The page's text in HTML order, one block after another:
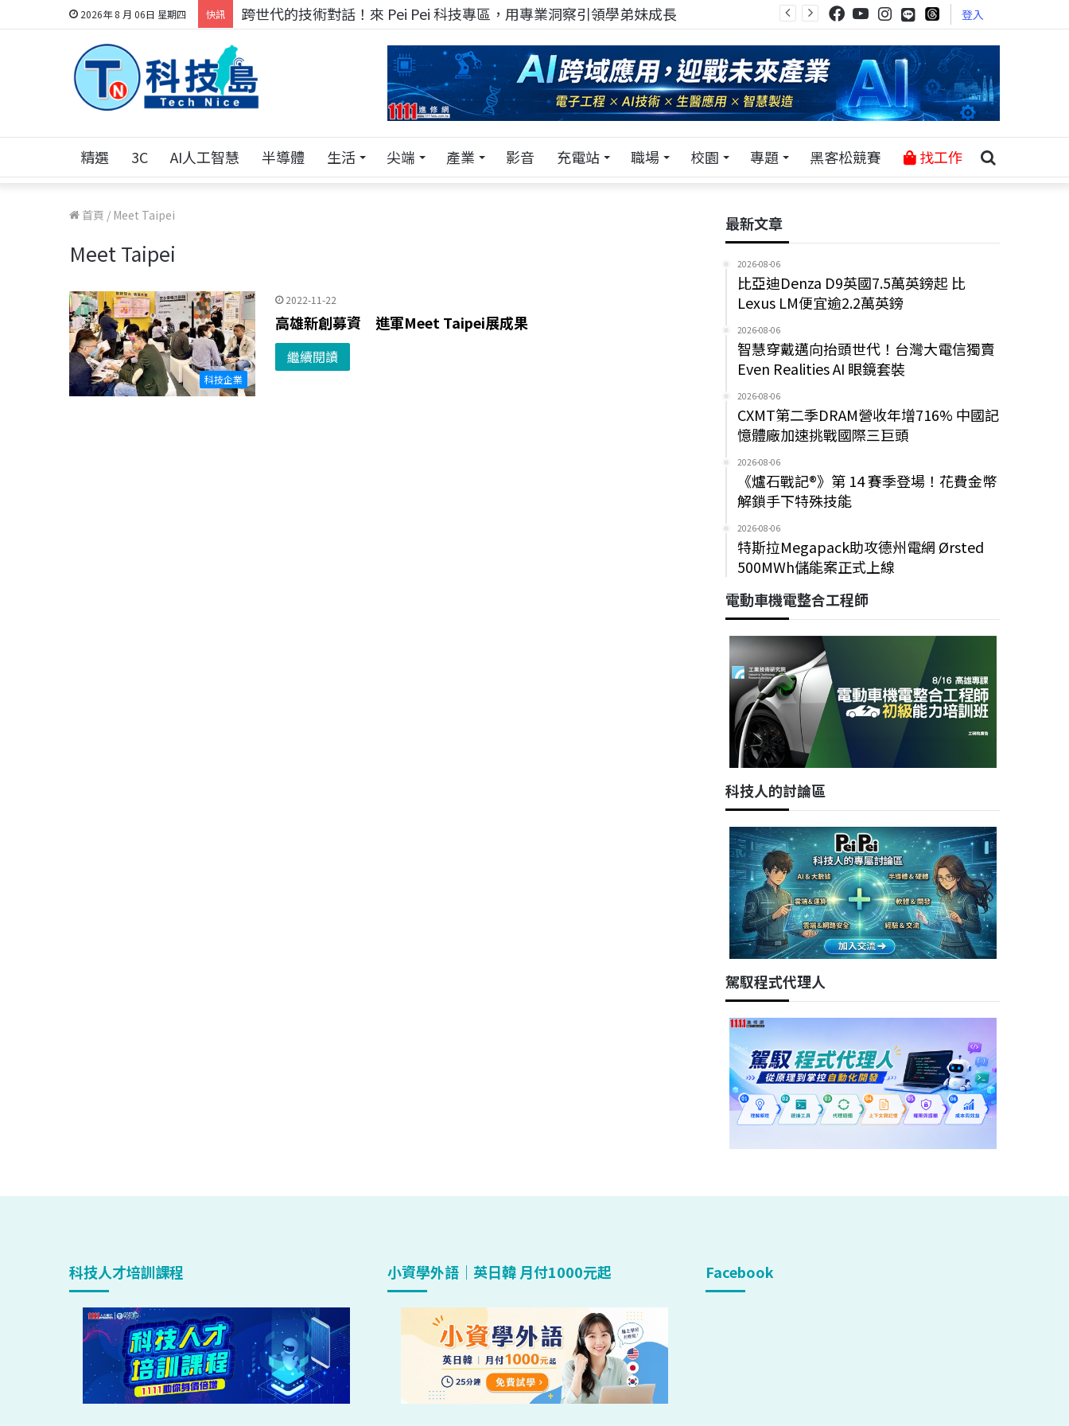
2026年 8 月 06日 星期四 快訊 科技人的經驗傳承地！在 Pei Pei 科技專區，與學弟妹交流最硬核的技術 登入
精選 3C AI人工智慧 半導體 生活 尖端 產業 影音 充電站 職場 校園 專題 黑客松競賽 找工作
首頁 / Meet Taipei
Meet Taipei
科技企業
2022-11-22
高雄新創募資 進軍Meet Taipei展成果
繼續閱讀
最新文章
2026-08-06
比亞迪Denza D9英國7.5萬英鎊起 比
Lexus LM便宜逾2.2萬英鎊
2026-08-06
智慧穿戴邁向抬頭世代！台灣大電信獨賣
Even Realities AI 眼鏡套裝
2026-08-06
CXMT第二季DRAM營收年增716% 中國記
憶體廠加速挑戰國際三巨頭
2026-08-06
《爐石戰記®》第 14 賽季登場！花費金幣
解鎖手下特殊技能
2026-08-06
特斯拉Megapack助攻德州電網 Ørsted
500MWh儲能案正式上線
電動車機電整合工程師
科技人的討論區
駕馭程式代理人
科技人才培訓課程 小資學外語｜英日韓 月付1000元起 Facebook